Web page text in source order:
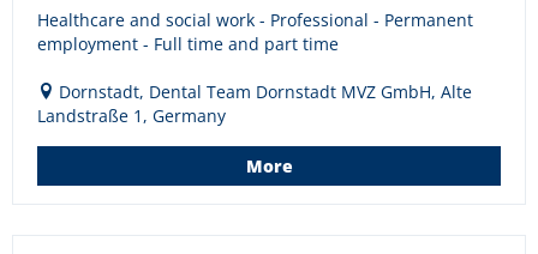
Healthcare and social work - Professional - Permanent
employment - Full time and part time
Dornstadt, Dental Team Dornstadt MVZ GmbH, Alte
Landstraße 1, Germany
More